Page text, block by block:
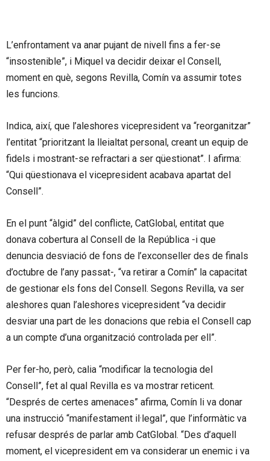
L’enfrontament va anar pujant de nivell fins a fer-se
“insostenible”, i Miquel va decidir deixar el Consell,
moment en què, segons Revilla, Comín va assumir totes
les funcions.
Indica, així, que l’aleshores vicepresident va “reorganitzar”
l’entitat “prioritzant la lleialtat personal, creant un equip de
fidels i mostrant-se refractari a ser qüestionat”. I afirma:
“Qui qüestionava el vicepresident acabava apartat del
Consell”.
En el punt “àlgid” del conflicte, CatGlobal, entitat que
donava cobertura al Consell de la República -i que
denuncia desviació de fons de l’exconseller des de finals
d’octubre de l’any passat-, “va retirar a Comín” la capacitat
de gestionar els fons del Consell. Segons Revilla, va ser
aleshores quan l’aleshores vicepresident “va decidir
desviar una part de les donacions que rebia el Consell cap
a un compte d’una organització controlada per ell”.
Per fer-ho, però, calia “modificar la tecnologia del
Consell”, fet al qual Revilla es va mostrar reticent.
“Després de certes amenaces” afirma, Comín li va donar
una instrucció “manifestament il·legal”, que l’informàtic va
refusar després de parlar amb CatGlobal. “Des d’aquell
moment, el vicepresident em va considerar un enemic i va